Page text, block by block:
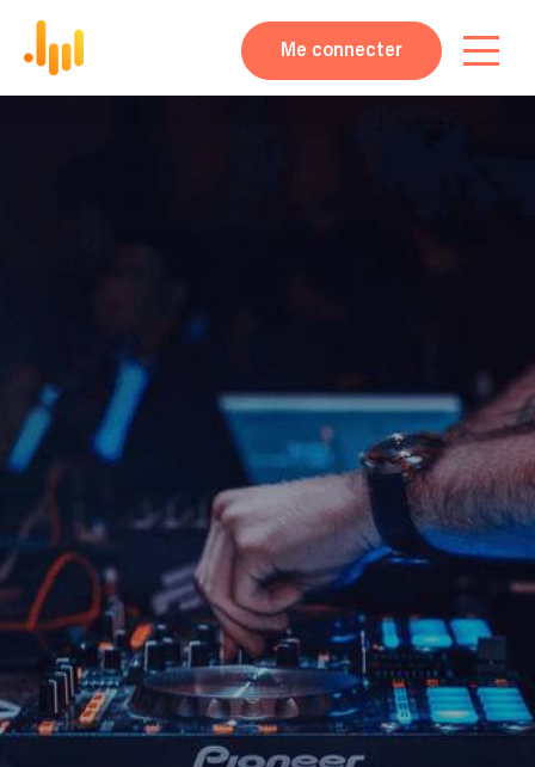
Me connecter